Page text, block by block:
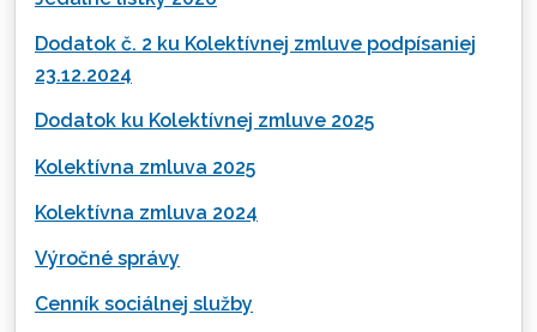
Dodatok č. 2 ku Kolektívnej zmluve podpísaniej
23.12.2024
Dodatok ku Kolektívnej zmluve 2025
Kolektívna zmluva 2025
Kolektívna zmluva 2024
Výročné správy
Cenník sociálnej služby